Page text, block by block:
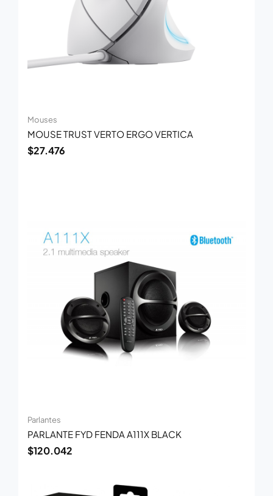
Mouses
MOUSE TRUST VERTO ERGO VERTICA
$27.476
Parlantes
PARLANTE FYD FENDA A111X BLACK
$120.042